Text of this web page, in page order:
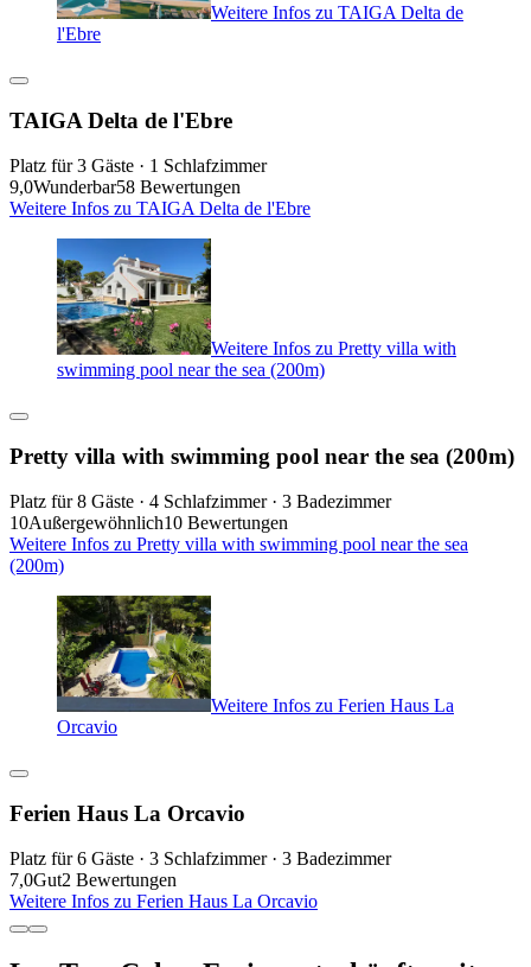
Weitere Infos zu TAIGA Delta de
l'Ebre
TAIGA Delta de l'Ebre
Platz für 3 Gäste · 1 Schlafzimmer
9,0Wunderbar58 Bewertungen
Weitere Infos zu TAIGA Delta de l'Ebre
Weitere Infos zu Pretty villa with
swimming pool near the sea (200m)
Pretty villa with swimming pool near the sea (200m)
Platz für 8 Gäste · 4 Schlafzimmer · 3 Badezimmer
10Außergewöhnlich10 Bewertungen
Weitere Infos zu Pretty villa with swimming pool near the sea
(200m)
Weitere Infos zu Ferien Haus La
Orcavio
Ferien Haus La Orcavio
Platz für 6 Gäste · 3 Schlafzimmer · 3 Badezimmer
7,0Gut2 Bewertungen
Weitere Infos zu Ferien Haus La Orcavio